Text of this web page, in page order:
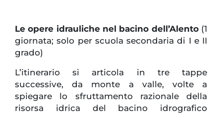
Le opere idrauliche nel bacino dell’Alento (1
giornata; solo per scuola secondaria di I e II
grado)
L’itinerario si articola in tre tappe
successive, da monte a valle, volte a
spiegare lo sfruttamento razionale della
risorsa idrica del bacino idrografico